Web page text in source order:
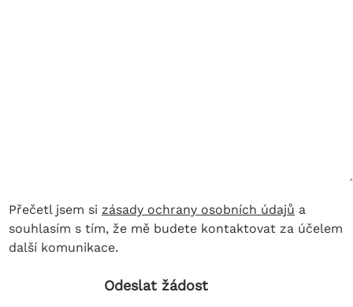
Přečetl jsem si zásady ochrany osobních údajů a
souhlasím s tím, že mě budete kontaktovat za účelem
další komunikace.
Odeslat žádost